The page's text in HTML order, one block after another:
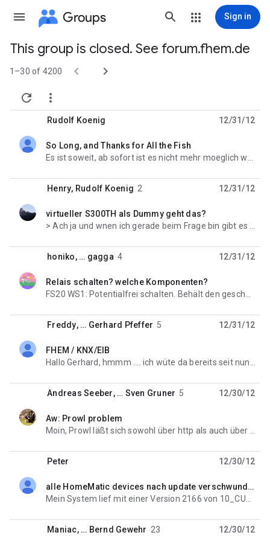
Groups Sign in
Group
path
This group is closed. See forum.fhem.de
1–30 of 4200 



Rudolf Koenig 12/31/12
So Long, and Thanks for All the Fish
unread,
Henry, Rudolf Koenig 2 12/31/12
virtueller S300TH als Dummy geht das?
unread,
honiko, … gagga 4 12/31/12
Relais schalten? welche Komponenten?
unread,
Freddy, … Gerhard Pfeffer 5 12/31/12
FHEM / KNX/EIB
unread,
Andreas Seeber, … Sven Gruner 5 12/30/12
Aw: Prowl problem
unread,
Peter 12/30/12
alle HomeMatic devices nach update verschwunden
unread,
Maniac, … Bernd Gewehr 23 12/30/12